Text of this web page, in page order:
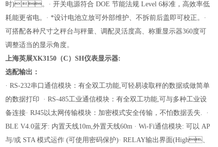
时)。 · 开关电源符合 DOE 节能法规 Level 6标准，高效率低
耗能更省电。 · *设计电池立放可外部维护、不拆前后盖即可校正。 ·
可搭配各种尺寸之秤台与秤量、调配灵活度高、称重显示器360度可
调整适当的显示角度。
上海英展XK3150（C）SH仪表显示器:
选配输出：
· RS-232串口通信模块：有全双工功能,可轻易读取秤的数据或做简单
的数据打印 · RS-485工业通信模块：有全双工功能,可与多种工业设
备连接· RJ45以太网传输模块：加密模式安全传输，不怕数据丢失. ·
BLE V4.0蓝牙: 内置天线10m,外置天线60m · Wi-Fi通信模块: 可以 AP
与/或 STA 模式运作 (可使用密码保护)· RELAY输出界面(High、